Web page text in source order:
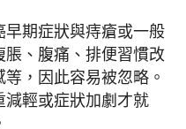
期症狀與痔瘡或一般
、腹痛、排便習慣改
，因此容易被忽略。
輕或症狀加劇才就